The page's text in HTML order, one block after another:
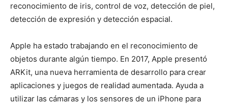
reconocimiento de iris, control de voz, detección de piel,
detección de expresión y detección espacial.
Apple ha estado trabajando en el reconocimiento de
objetos durante algún tiempo. En 2017, Apple presentó
ARKit, una nueva herramienta de desarrollo para crear
aplicaciones y juegos de realidad aumentada. Ayuda a
utilizar las cámaras y los sensores de un iPhone para